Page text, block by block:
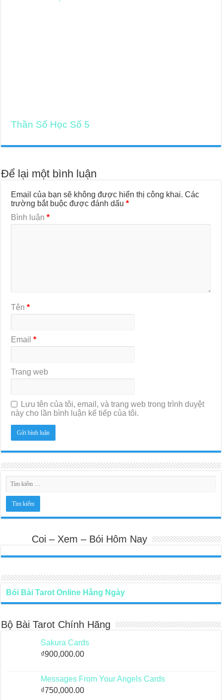
Thần Số Học Số 5
Để lại một bình luận
Email của bạn sẽ không được hiển thị công khai. Các
trường bắt buộc được đánh dấu*
Bình luận*
Tên*
Email*
Trang web
Lưu tên của tôi, email, và trang web trong trình duyệt
này cho lần bình luận kế tiếp của tôi.
Coi – Xem – Bói Hôm Nay
Bói Bài Tarot Online Hằng Ngày
Bộ Bài Tarot Chính Hãng
Sakura Cards
₫900,000.00
Messages From Your Angels Cards
₫750,000.00